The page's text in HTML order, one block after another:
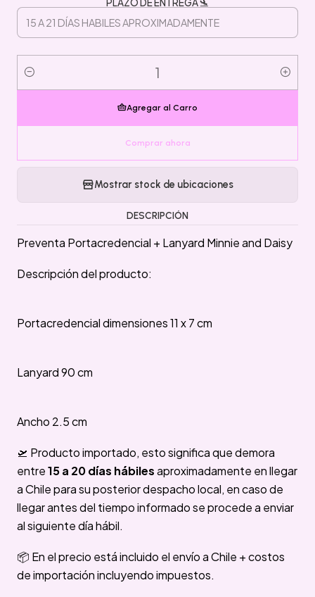
Cantidad
Agregar al Carro
Comprar ahora
Mostrar stock de ubicaciones
DESCRIPCIÓN
Preventa Portacredencial + Lanyard Minnie and Daisy
Descripción del producto:
Portacredencial dimensiones 11 x 7 cm
Lanyard 90 cm
Ancho 2.5 cm
🛫 Producto importado, esto significa que demora
entre15 a 20 días hábilesaproximadamente en llegar
a Chile para su posterior despacho local, en caso de
llegar antes del tiempo informado se procede a enviar
al siguiente día hábil.
📦 En el precio está incluido el envío a Chile + costos
de importación incluyendo impuestos.